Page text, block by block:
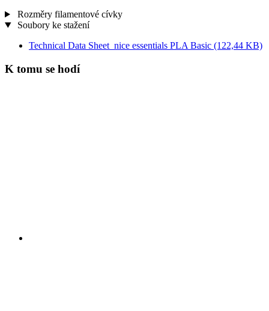
Rozměry filamentové cívky
Soubory ke stažení
Technical Data Sheet_nice essentials PLA Basic (122,44 KB)
K tomu se hodí